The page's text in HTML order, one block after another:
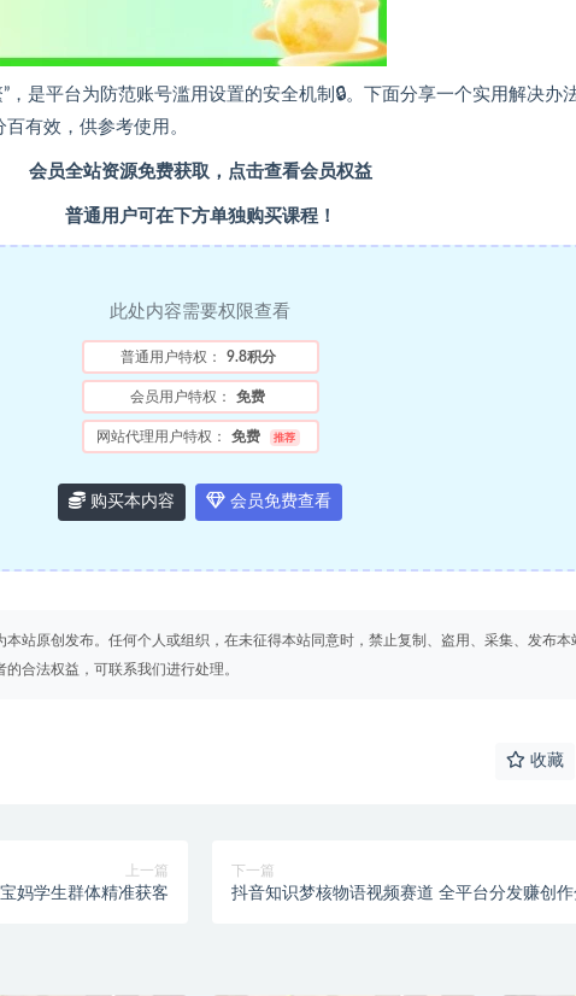
，是平台为防范账号滥用设置的安全机制🔒。下面分享一个实用解决办
有效，供参考使用。
会员全站资源免费获取，点击查看会员权益
普通用户可在下方单独购买课程！
此处内容需要权限查看
普通用户特权： 9.8积分
会员用户特权： 免费
网站代理用户特权： 免费 推荐
购买本内容 会员免费查看
站原创发布。任何个人或组织，在未征得本站同意时，禁止复制、盗用、采集、发布本
合法权益，可联系我们进行处理。
收藏
上一篇
妈学生群体精准获客
下一篇
抖音知识梦核物语视频赛道 全平台分发赚创